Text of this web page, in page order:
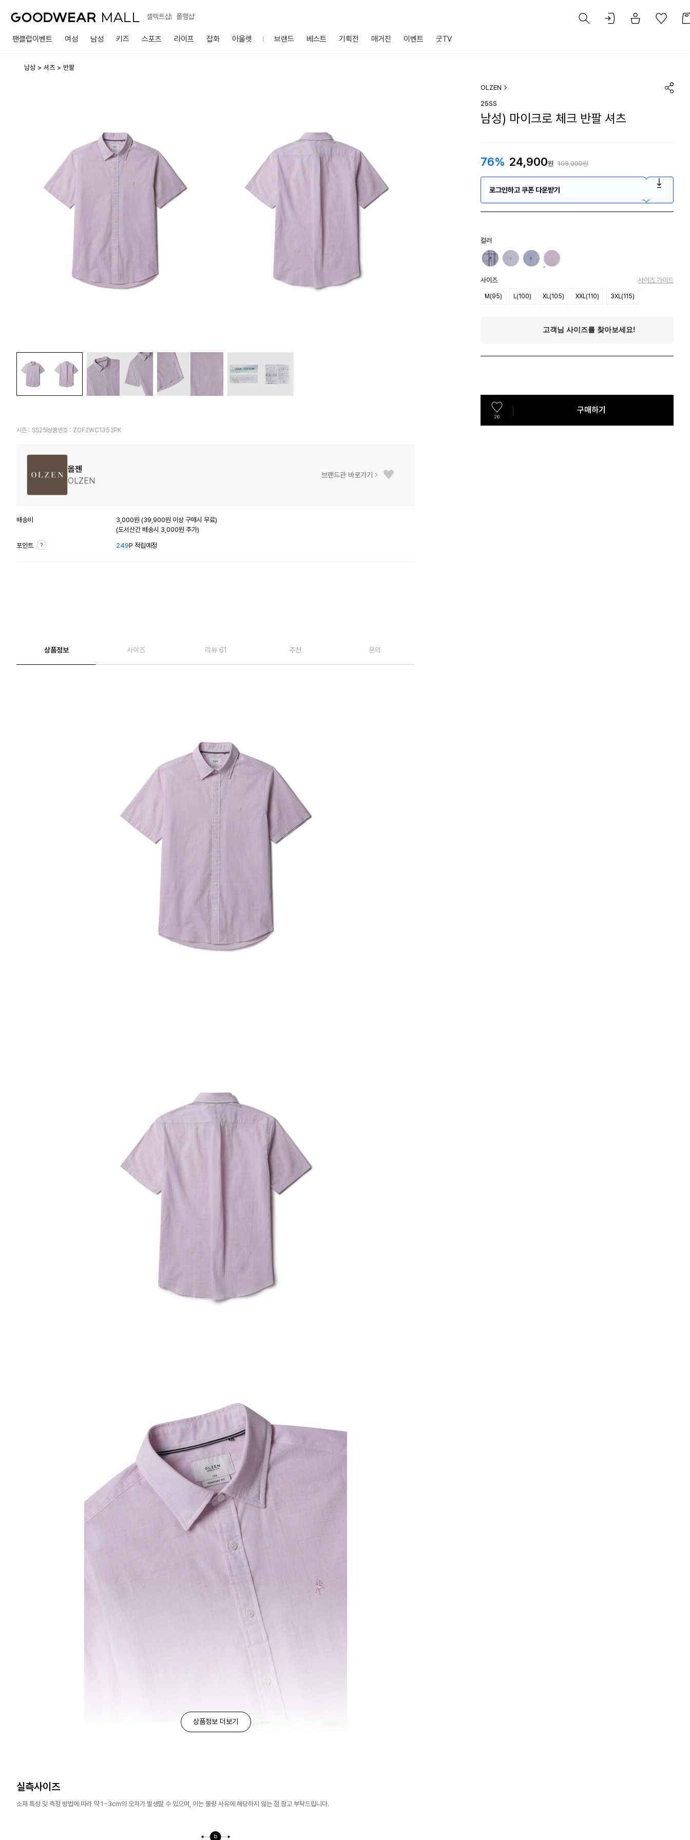
셀렉트샵 폴햄샵
팬클럽이벤트 여성 남성 키즈 스포츠 라이프 잡화 아울렛 브랜드 베스트 기획전 매거진 이벤트 굿TV
남성 셔츠 반팔
시즌 : SS25 상품번호 : ZOF2WC1353PK
올젠
OLZEN
브랜드관 바로가기
배송비
3,000원 (39,900원 이상 구매시 무료)
(도서산간 배송시 3,000원 추가)
포인트 249P 적립예정
상품정보 사이즈 리뷰 61 추천 문의
상품정보 더보기
실측사이즈
소재 특성 및 측정 방법에 따라 약 1~3cm의 오차가 발생할 수 있으며, 이는 불량 사유에 해당하지 않는 점 참고 부탁드립니다.
OLZEN
25SS
남성) 마이크로 체크 반팔 셔츠
76% 24,900원 108,000원
로그인하고 쿠폰 다운받기
컬러
사이즈 사이즈 가이드
M(95) L(100) XL(105) XXL(110) 3XL(115)
26
구매하기